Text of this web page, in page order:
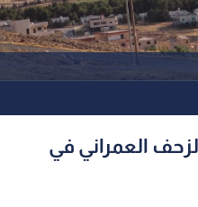
العمراني في